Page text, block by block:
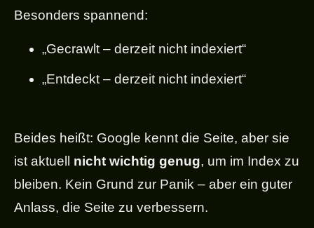
Besonders spannend:
„Gecrawlt – derzeit nicht indexiert“
„Entdeckt – derzeit nicht indexiert“
Beides heißt: Google kennt die Seite, aber sie
ist aktuell nicht wichtig genug, um im Index zu
bleiben. Kein Grund zur Panik – aber ein guter
Anlass, die Seite zu verbessern.